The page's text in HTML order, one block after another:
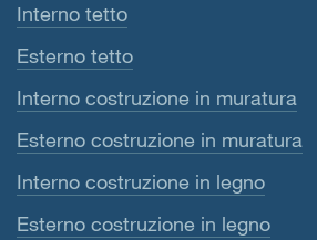
Interno tetto
Esterno tetto
Interno costruzione in muratura
Esterno costruzione in muratura
Interno costruzione in legno
Esterno costruzione in legno